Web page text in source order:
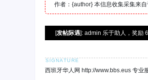
作者：{author} 本信息收集采集来
[发帖际遇]: admin 乐于助人，奖励
西班牙华人网 http://www.bbs.eus 专业